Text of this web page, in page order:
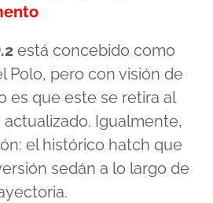
está concebido como
Polo, pero con visión de
es que este se retira al
actualizado. Igualmente,
el histórico hatch que
sedán a lo largo de